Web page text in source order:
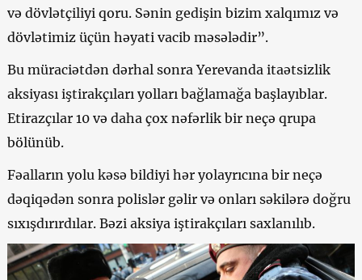
və dövlətçiliyi qoru. Sənin gedişin bizim xalqımız və
dövlətimiz üçün həyati vacib məsələdir”.
Bu müraciətdən dərhal sonra Yerevanda itaətsizlik
aksiyası iştirakçıları yolları bağlamağa başlayıblar.
Etirazçılar 10 və daha çox nəfərlik bir neçə qrupa
bölünüb.
Fəalların yolu kəsə bildiyi hər yolayrıcına bir neçə
dəqiqədən sonra polislər gəlir və onları səkilərə doğru
sıxışdırırdılar. Bəzi aksiya iştirakçıları saxlanılıb.